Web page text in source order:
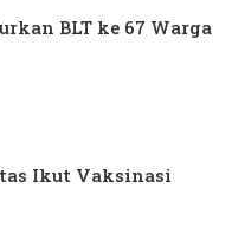
BLT ke 67 Warga
Ikut Vaksinasi